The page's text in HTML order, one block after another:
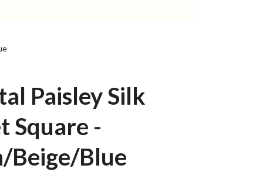
Paisley Silk
Square -
Beige/Blue